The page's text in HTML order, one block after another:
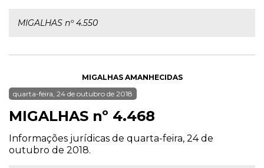
MIGALHAS nº 4.550
MIGALHAS AMANHECIDAS
quarta-feira, 24 de outubro de 2018
MIGALHAS nº 4.468
Informações jurídicas de quarta-feira, 24 de
outubro de 2018.